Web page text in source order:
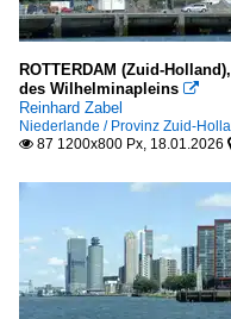
Batalha
Caldas da
Leiria (Concelho)
Nazaré (Concelho)
Óbidos
Distrikt Lissabon
Lissabon
Distrikt Setubal
ROTTERDAM (Zuid-
des Wilhelminapleins 
Reinhard Zabel
Niederlande / Provinz Zuid-
 87 1200x800 Px, 18.01.2026